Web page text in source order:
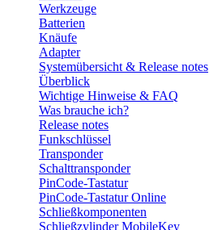
Werkzeuge
Batterien
Knäufe
Adapter
Systemübersicht & Release notes
Überblick
Wichtige Hinweise & FAQ
Was brauche ich?
Release notes
Funkschlüssel
Transponder
Schalttransponder
PinCode-Tastatur
PinCode-Tastatur Online
Schließkomponenten
Schließzylinder MobileKey